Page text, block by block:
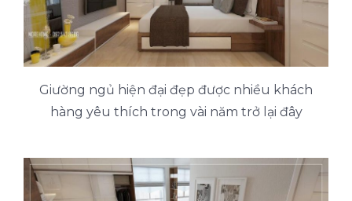
Giường ngủ hiện đại đẹp được nhiều khách
hàng yêu thích trong vài năm trở lại đây